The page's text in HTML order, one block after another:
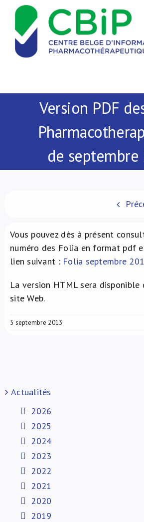
Passer
contenu
Actualités
Publications
Formations
À propos de nous
Version PDF
de septembre
Vous pouvez dès à présent
numéro des Folia en format pdf
lien suivant : Folia septembre
La version HTML sera disponible
site Web.
5 septembre 2013
Actualités
2026
2025
2024
2023
2022
2021
2020
2019